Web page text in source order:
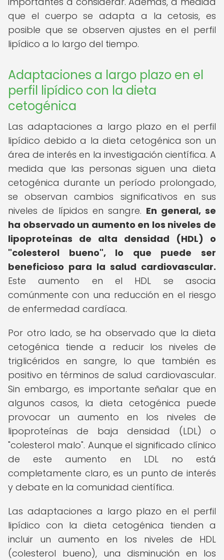
que el cuerpo se adapta a la cetosis, es
posible que se observen ajustes en el perfil
lipídico a lo largo del tiempo.
Adaptaciones a largo plazo en el
perfil lipídico con la dieta
cetogénica
Las adaptaciones a largo plazo en el perfil
lipídico debido a la dieta cetogénica son un
área de interés en la investigación científica. A
medida que las personas siguen una dieta
cetogénica durante un período prolongado,
se observan cambios significativos en sus
niveles de lípidos en sangre. En general, se
ha observado un aumento en los niveles de
lipoproteínas de alta densidad (HDL) o
"colesterol bueno", lo que puede ser
beneficioso para la salud cardiovascular.
Este aumento en el HDL se asocia
comúnmente con una reducción en el riesgo
de enfermedad cardíaca.
Por otro lado, se ha observado que la dieta
cetogénica tiende a reducir los niveles de
triglicéridos en sangre, lo que también es
positivo en términos de salud cardiovascular.
Sin embargo, es importante señalar que en
algunos casos, la dieta cetogénica puede
provocar un aumento en los niveles de
lipoproteínas de baja densidad (LDL) o
"colesterol malo". Aunque el significado clínico
de este aumento en LDL no está
completamente claro, es un punto de interés
y debate en la comunidad científica.
Las adaptaciones a largo plazo en el perfil
lipídico con la dieta cetogénica tienden a
incluir un aumento en los niveles de HDL
(colesterol bueno), una disminución en los